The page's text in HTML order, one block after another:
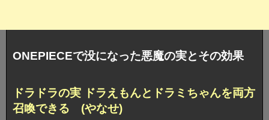
ONEPIECEで没になった悪魔の実とその効果
ドラドラの実 ドラえもんとドラミちゃんを両方
召喚できる (やなせ)